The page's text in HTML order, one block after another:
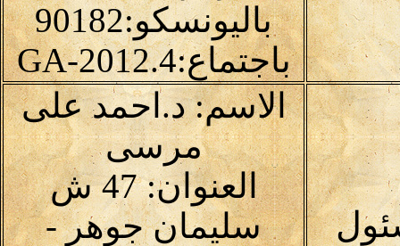
باليونسكو:90182
باجتماع:4.GA-2012
الاسم: د.احمد على
مرسى
العنوان: 47 ش
سليمان جوهر -